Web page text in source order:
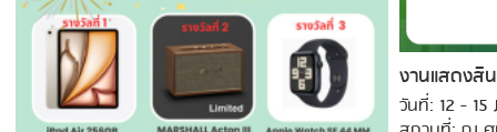
งานแสดงสิ
วันที่: 12 - 15